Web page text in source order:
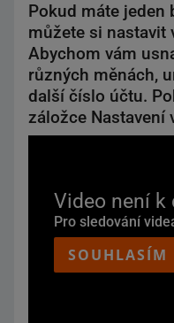
Pokud máte jeden
můžete si nastavit
Abychom vám
různých měnách,
další číslo účtu.
záložce Nastavení
Video není k
Pro sledování
SOUHLASÍM